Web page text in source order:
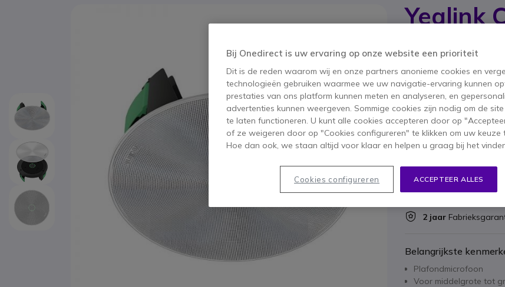
Yealink
Straalvormende
vergaderruimte
BESPAAR 249,00 €
998,95 €
749,95 € ex. BTW
Aantal
IN
Niet op voorraad
20 producten in
2 jaar
Belangrijkste
Plafondmicrofoon
Voor middelgrote tot
Bij Onedirect is uw ervaring op onze website een prioriteit
Dit is de reden waarom wij en onze partners anonieme cookies en
technologieën gebruiken waarmee we uw navigatie-ervaring kunnen
prestaties van ons platform kunnen meten en analyseren, en
advertenties kunnen weergeven. Sommige cookies zijn nodig om de
te laten functioneren. U kunt alle cookies accepteren door op
of ze weigeren door op "Cookies configureren" te klikken om uw keuze
Hoe dan ook, we staan altijd voor klaar en helpen u graag bij het
ACCEPTEER ALLES
Cookies configureren